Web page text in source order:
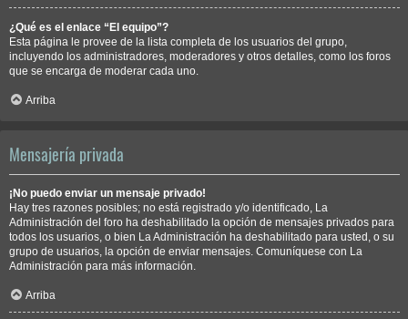
¿Qué es el enlace “El equipo”?
Esta página le provee de la lista completa de los usuarios del grupo,
incluyendo los administradores, moderadores y otros detalles, como los foros
que se encarga de moderar cada uno.
Arriba
Mensajería privada
¡No puedo enviar un mensaje privado!
Hay tres razones posibles; no está registrado y/o identificado, La
Administración del foro ha deshabilitado la opción de mensajes privados para
todos los usuarios, o bien La Administración ha deshabilitado para usted, o su
grupo de usuarios, la opción de enviar mensajes. Comuníquese con La
Administración para más información.
Arriba